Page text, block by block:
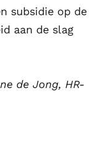
subsidie op de
aan de slag
de Jong, HR-